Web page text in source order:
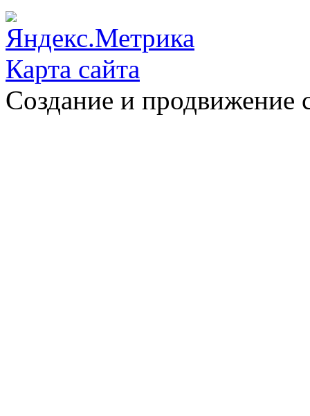
Карта сайта
Создание и продвижение